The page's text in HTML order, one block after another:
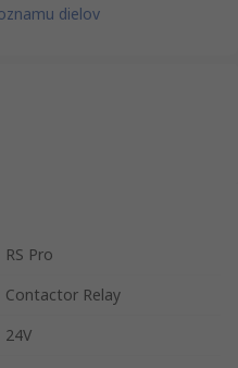
dielov
RS Pro
Contactor Relay
24V